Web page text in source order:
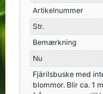
Artikelnummer
Str.
Bemærkning
Nu
Fjärilsbuske med
blommor. Blir ca. 1